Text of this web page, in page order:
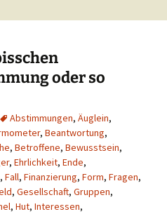
oder so
Abstimmungen, Äuglein,
, Beantwortung,
, Betroffene, Bewusstsein,
, Ehrlichkeit, Ende,
, Fall, Finanzierung, Form, Fragen,
, Gesellschaft, Gruppen,
, Hut, Interessen,